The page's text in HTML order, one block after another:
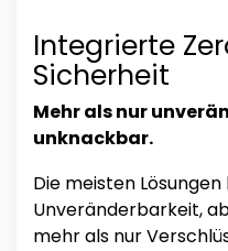
Integrierte
Sicherheit
Mehr als nur
unknackbar.
Die meisten
Unveränderbarkeit,
mehr als nur